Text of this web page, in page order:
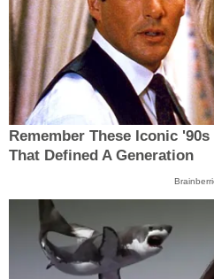
Remember These Iconic
That Defined A Generation